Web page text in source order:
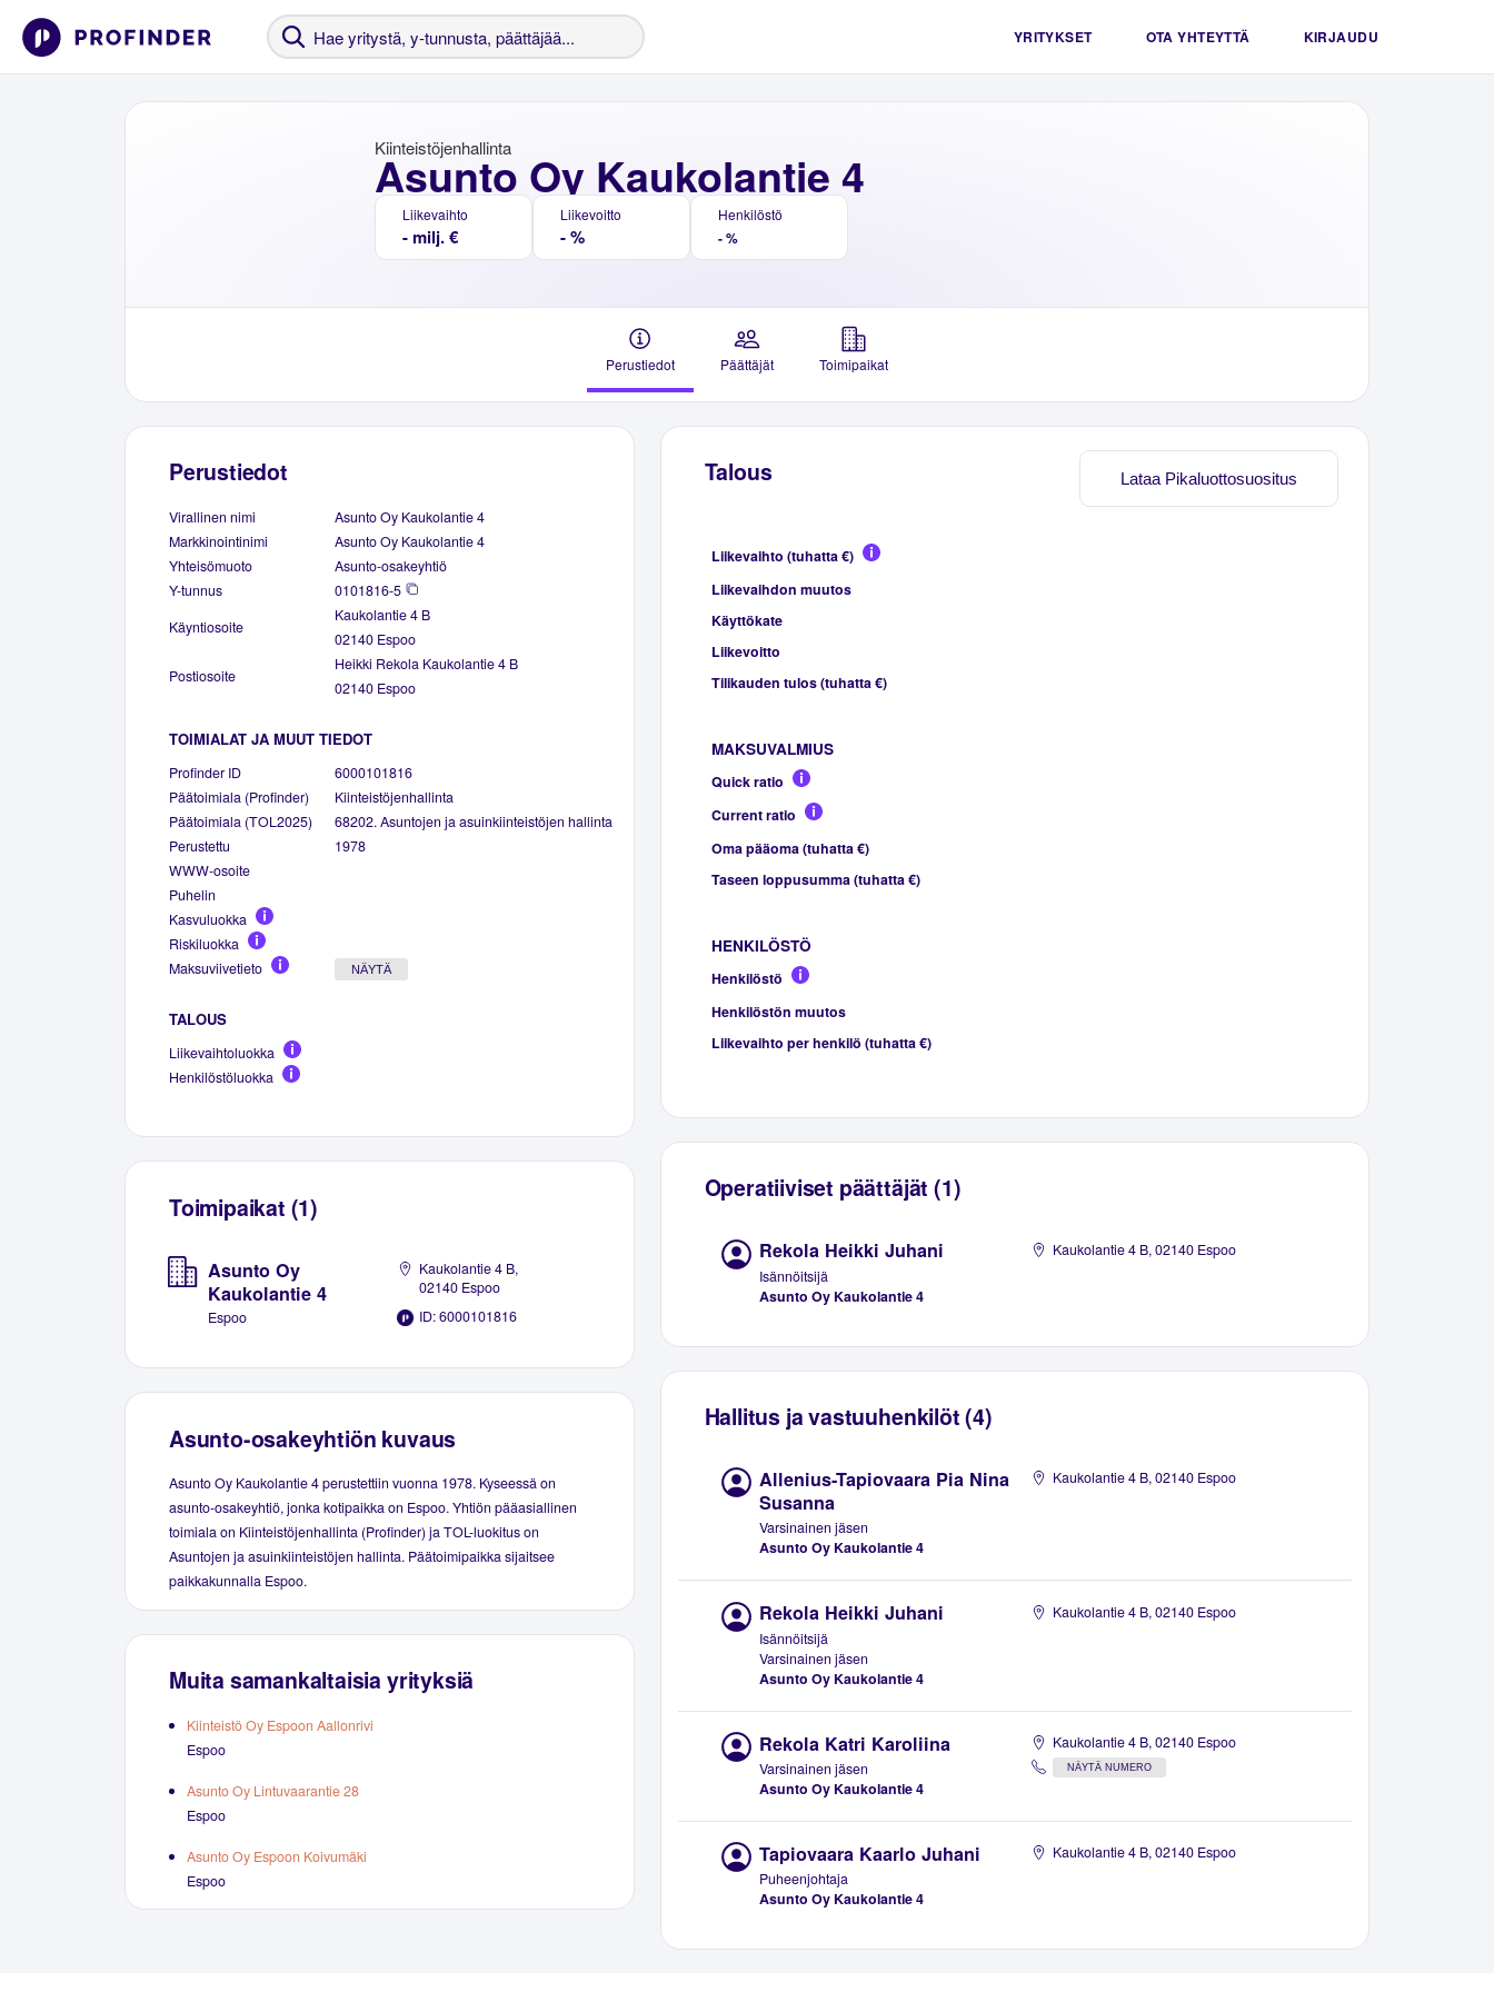
YRITYKSET OTA YHTEYTTÄ KIRJAUDU
Asunto Oy Kaukolantie 4
Kiinteistöjenhallinta
Liikevaihto
- milj. €
Liikevoitto
- %
Henkilöstö
- %
Perustiedot Päättäjät Toimipaikat
Perustiedot
Virallinen nimi
Asunto Oy Kaukolantie 4
Markkinointinimi
Asunto Oy Kaukolantie 4
Yhteisömuoto
Asunto-osakeyhtiö
Y-tunnus
0101816-5
Käyntiosoite
Kaukolantie 4 B
02140 Espoo
Postiosoite
Heikki Rekola Kaukolantie 4 B
02140 Espoo
TOIMIALAT JA MUUT TIEDOT
Profinder ID
6000101816
Päätoimiala (Profinder)
Kiinteistöjenhallinta
Päätoimiala (TOL2025)
68202. Asuntojen ja asuinkiinteistöjen hallinta
Perustettu
1978
WWW-osoite
Puhelin
Kasvuluokka
Riskiluokka
Maksuviivetieto
NÄYTÄ
TALOUS
Liikevaihtoluokka
Henkilöstöluokka
Toimipaikat (1)
Asunto Oy
Kaukolantie 4
Espoo
Kaukolantie 4 B,
02140 Espoo
ID: 6000101816
Asunto-osakeyhtiön kuvaus
Asunto Oy Kaukolantie 4 perustettiin vuonna 1978. Kyseessä on
asunto-osakeyhtiö, jonka kotipaikka on Espoo. Yhtiön pääasiallinen
toimiala on Kiinteistöjenhallinta (Profinder) ja TOL-luokitus on
Asuntojen ja asuinkiinteistöjen hallinta. Päätoimipaikka sijaitsee
paikkakunnalla Espoo.
Muita samankaltaisia yrityksiä
Kiinteistö Oy Espoon Aallonrivi
Espoo
Asunto Oy Lintuvaarantie 28
Espoo
Asunto Oy Espoon Koivumäki
Espoo
Lataa Pikaluottosuositus
Talous
Liikevaihto (tuhatta €)
Liikevaihdon muutos
Käyttökate
Liikevoitto
Tilikauden tulos (tuhatta €)
MAKSUVALMIUS
Quick ratio
Current ratio
Oma pääoma (tuhatta €)
Taseen loppusumma (tuhatta €)
HENKILÖSTÖ
Henkilöstö
Henkilöstön muutos
Liikevaihto per henkilö (tuhatta €)
Operatiiviset päättäjät (1)
Rekola Heikki Juhani
Isännöitsijä
Asunto Oy Kaukolantie 4
Kaukolantie 4 B, 02140 Espoo
Hallitus ja vastuuhenkilöt (4)
Allenius-Tapiovaara Pia Nina
Susanna
Varsinainen jäsen
Asunto Oy Kaukolantie 4
Kaukolantie 4 B, 02140 Espoo
Rekola Heikki Juhani
Isännöitsijä
Varsinainen jäsen
Asunto Oy Kaukolantie 4
Kaukolantie 4 B, 02140 Espoo
Rekola Katri Karoliina
Varsinainen jäsen
Asunto Oy Kaukolantie 4
Kaukolantie 4 B, 02140 Espoo
NÄYTÄ NUMERO
Tapiovaara Kaarlo Juhani
Puheenjohtaja
Asunto Oy Kaukolantie 4
Kaukolantie 4 B, 02140 Espoo